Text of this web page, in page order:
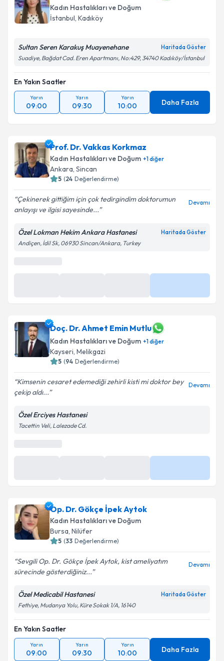
Kadın Hastalıkları ve Doğum
İstanbul, Kadıköy
Sultan Seren Karakuş Muayenehane Haritada Göster
Suadiye, Bağdat Cad. Eren Apartmanı, No:429, 34740 Kadıköy/İstanbul
En Yakın Saatler
Yarın
09:00
Yarın
09:30
Yarın
10:00 Daha Fazla
Prof. Dr. Vakkas Korkmaz
Kadın Hastalıkları ve Doğum +1diğer
Ankara, Sincan
5 (24 Değerlendirme)
Çekinerek gittiğim için çok tedirgindim doktorumun
anlayışı ve ilgisi sayesinde...
Devamı
Özel Lokman Hekim Ankara Hastanesi Haritada Göster
Andiçen, İdil Sk, 06930 Sincan/Ankara, Turkey
Doç. Dr. Ahmet Emin Mutlu
Kadın Hastalıkları ve Doğum +1diğer
Kayseri, Melikgazi
5 (94 Değerlendirme)
Kimsenin cesaret edemediği zehirli kisti mi doktor bey
çekip aldı...
Devamı
Özel Erciyes Hastanesi
Tacettin Veli, Lalezade Cd.
Op. Dr. Gökçe İpek Aytok
Kadın Hastalıkları ve Doğum
Bursa, Nilüfer
5 (33 Değerlendirme)
Sevgili Op. Dr. Gökçe İpek Aytok, kist ameliyatım
sürecinde gösterdiğiniz...
Devamı
Özel Medicabil Hastanesi Haritada Göster
Fethiye, Mudanya Yolu, Küre Sokak 1/A, 16140
En Yakın Saatler
Yarın
09:00
Yarın
09:30
Yarın
10:00 Daha Fazla